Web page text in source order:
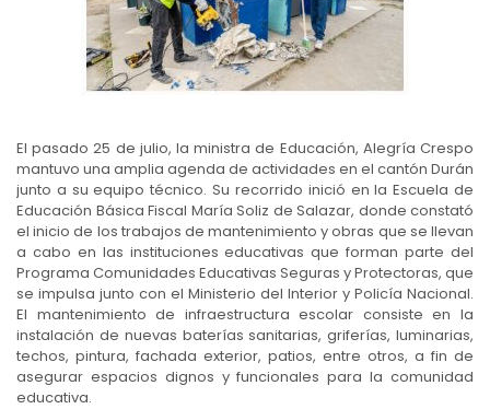
El pasado 25 de julio, la ministra de Educación, Alegría Crespo
mantuvo una amplia agenda de actividades en el cantón Durán
junto a su equipo técnico. Su recorrido inició en la Escuela de
Educación Básica Fiscal María Soliz de Salazar, donde constató
el inicio de los trabajos de mantenimiento y obras que se llevan
a cabo en las instituciones educativas que forman parte del
Programa Comunidades Educativas Seguras y Protectoras, que
se impulsa junto con el Ministerio del Interior y Policía Nacional.
El mantenimiento de infraestructura escolar consiste en la
instalación de nuevas baterías sanitarias, griferías, luminarias,
techos, pintura, fachada exterior, patios, entre otros, a fin de
asegurar espacios dignos y funcionales para la comunidad
educativa.